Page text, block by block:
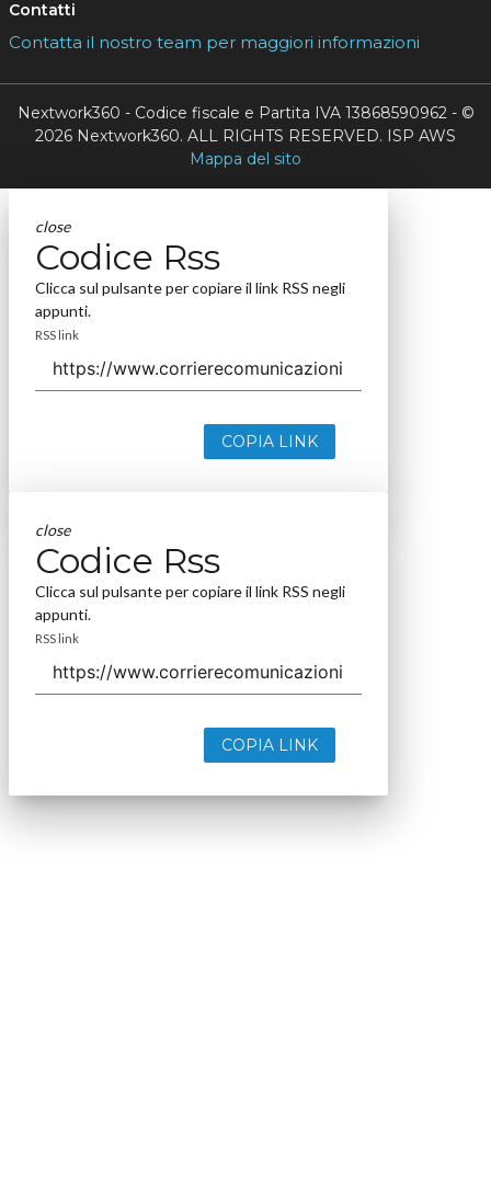
Contatti
Contatta il nostro team per maggiori informazioni
Nextwork360 - Codice fiscale e Partita IVA 13868590962 - ©
2026 Nextwork360. ALL RIGHTS RESERVED. ISP AWS
Mappa del sito
close
Codice Rss
Clicca sul pulsante per copiare il link RSS negli
appunti.
RSS link
COPIA LINK
close
Codice Rss
Clicca sul pulsante per copiare il link RSS negli
appunti.
RSS link
COPIA LINK